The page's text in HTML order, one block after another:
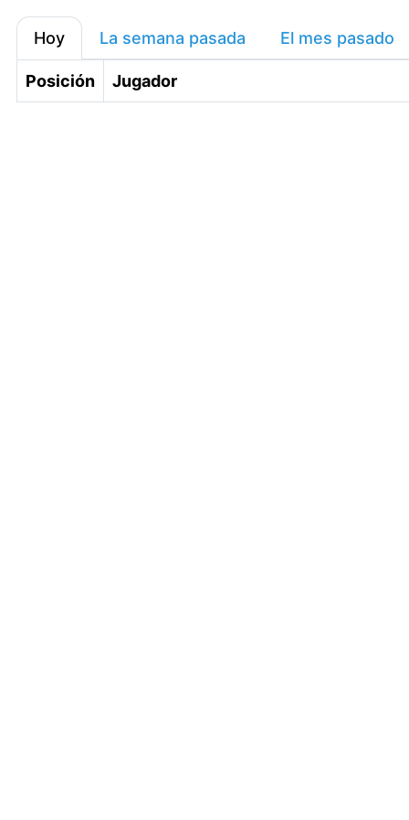
Hoy La semana pasada El mes pasado
Posición Jugador